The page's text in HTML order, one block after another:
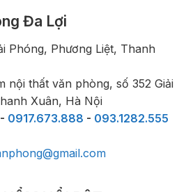
Đa Lợi
Phóng, Phương Liệt, Thanh
nội thất văn phòng, số 352 Giải
Xuân, Hà Nội
- 0917.673.888 - 093.1282.555